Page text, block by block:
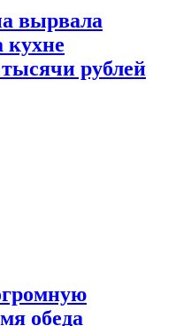
вырвала
кухне
рублей
обеда